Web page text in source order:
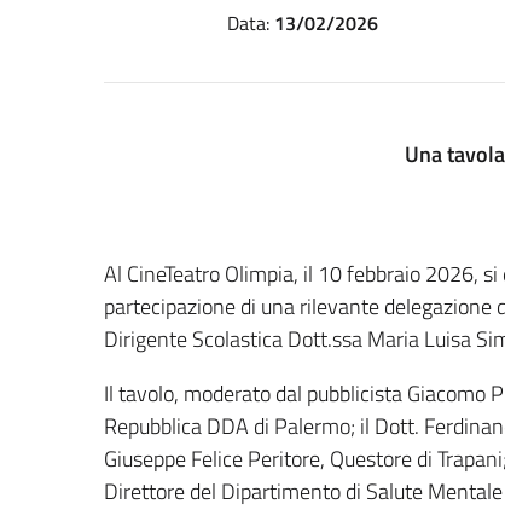
Data: 13/02/2026
Una
Al CineTeatro Olimpia, il 10 febbraio 2026,
partecipazione di una rilevante delegazione
Dirigente Scolastica Dott.ssa Maria Luisa
Il tavolo, moderato dal pubblicista
Repubblica DDA di Palermo; il Dott.
Giuseppe Felice Peritore, Questore di
Direttore del Dipartimento di Salute Mentale